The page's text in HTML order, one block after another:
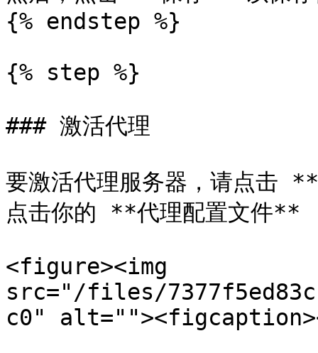
{% endstep %}
{% step %}
### 激活代理
要激活代理服务器，请点击
点击你的 **代理配置文件**
<figure><img
src="/files/
c0"